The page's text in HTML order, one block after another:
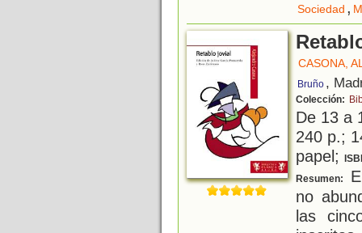
Sociedad ,
CASONA,
Bruño ,
Colección:
De 13 a
240 p.;
papel;
Resumen:
no
las